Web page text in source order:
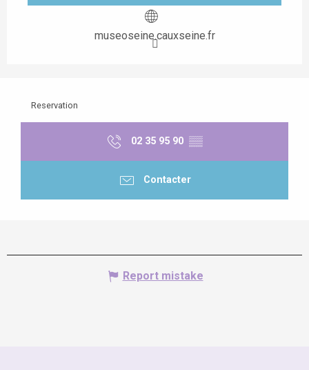
museoseine.cauxseine.fr
Reservation
02 35 95 90 ▒▒
Contacter
Report mistake